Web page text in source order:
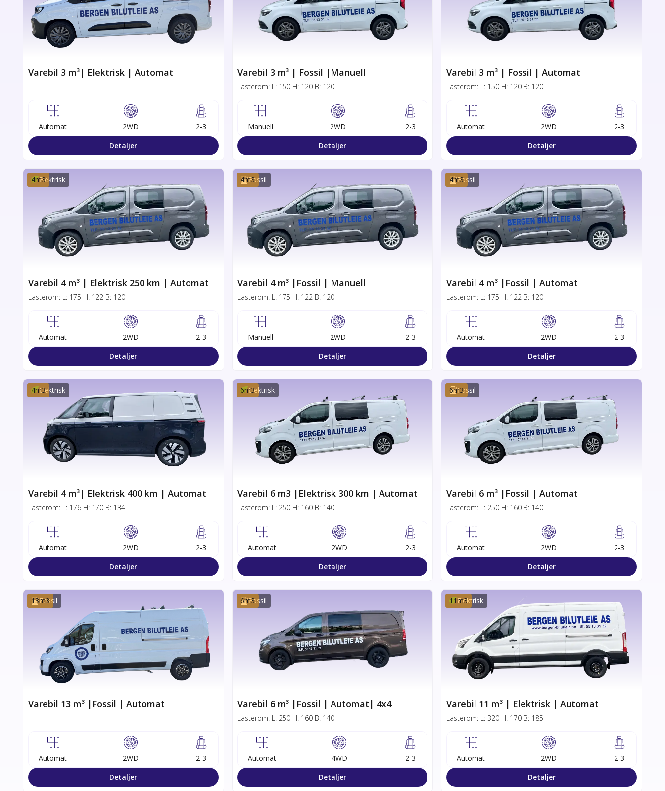
Varebil 3 m³| Elektrisk | Automat
Automat 2WD
2-3
Detaljer
Varebil 3 m³ | Fossil |Manuell
Lasterom: L: 150 H: 120 B: 120
Manuell 2WD
2-3
Detaljer
Varebil 3 m³ | Fossil | Automat
Lasterom: L: 150 H: 120 B: 120
Automat 2WD
2-3
Detaljer
Elektrisk
4m3
Varebil 4 m³ | Elektrisk 250 km | Automat
Lasterom: L: 175 H: 122 B: 120
Automat 2WD
2-3
Detaljer
Fossil
4m3
Varebil 4 m³ |Fossil | Manuell
Lasterom: L: 175 H: 122 B: 120
Manuell 2WD
2-3
Detaljer
Fossil
4m3
Varebil 4 m³ |Fossil | Automat
Lasterom: L: 175 H: 122 B: 120
Automat 2WD
2-3
Detaljer
Elektrisk
4m3
Varebil 4 m³| Elektrisk 400 km | Automat
Lasterom: L: 176 H: 170 B: 134
Automat 2WD
2-3
Detaljer
Elektrisk
6m3
Varebil 6 m3 |Elektrisk 300 km | Automat
Lasterom: L: 250 H: 160 B: 140
Automat 2WD
2-3
Detaljer
Fossil
6m3
Varebil 6 m³ |Fossil | Automat
Lasterom: L: 250 H: 160 B: 140
Automat 2WD
2-3
Detaljer
Fossil
13m3
Varebil 13 m³ |Fossil | Automat
Automat 2WD
2-3
Detaljer
Fossil
6m3
Varebil 6 m³ |Fossil | Automat| 4x4
Lasterom: L: 250 H: 160 B: 140
Automat 4WD
2-3
Detaljer
Elektrisk
11m3
Varebil 11 m³ | Elektrisk | Automat
Lasterom: L: 320 H: 170 B: 185
Automat 2WD
2-3
Detaljer